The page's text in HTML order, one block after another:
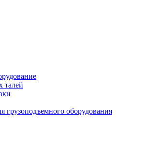
талей
грузоподъемного оборудования